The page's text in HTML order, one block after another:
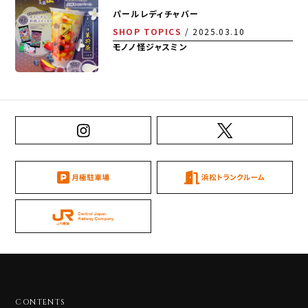
パールレディチャバー
SHOP TOPICS
2025.03.10
モノノ怪ジャスミン
CONTENTS